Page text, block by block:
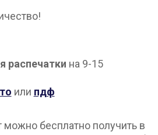
распечатки на 9-15
или пдф
бесплатно получить в